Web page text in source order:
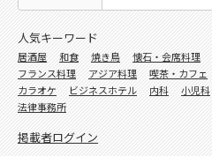
人気キーワード
居酒屋 和食 焼き鳥 懐石・会席料理
フランス料理
アジア料理 喫茶・カフェ
カラオケ
ビジネスホテル 内科 小児科
法律事務所
掲載者ログイン